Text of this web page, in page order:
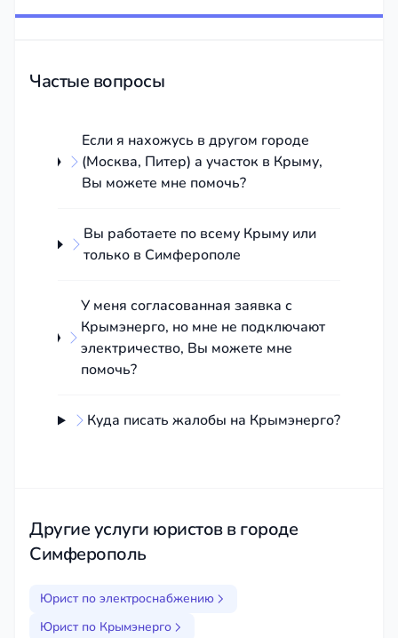
профессиональные услуги по полному
юридическому сопровождению процесса
законное и своевременное присоединение к
электрическим сетям без лишних затрат и нервов.
я помогу вам
справиться:
Подача заявки на техприсоединение,
подготовка схемы;
Контроль цены и сроков заявки;
Заключение договора с Крымэнерго;
заключении договора на
Нарушение установленных сроков
рассмотрения заявки и выдачи ТУ.
уже подключенный объект.
Споры о зонах ответственности по
Частые вопросы
Если я нахожусь в другом городе
(Москва, Питер) а участок в Крыму,
Вы можете мне помочь?
Вы работаете по всему Крыму или
только в Симферополе
У меня согласованная заявка с
Крымэнерго, но мне не подключают
электричество, Вы можете мне
помочь?
Куда писать жалобы на Крымэнерго?
Другие услуги юристов в городе
Симферополь
Юрист по электроснабжению
Юрист по Крымэнерго